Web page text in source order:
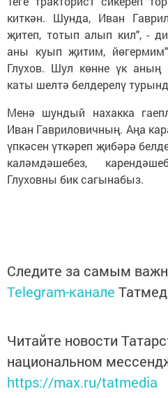
киткән. Шунда, Иван
җитеп, тотып алып кил", -
аны куып җитим,
Глухов. Шул көнне үк аның
каты шелтә белдерелү
Менә шундый нахакка
Иван Гавриловичның. Аңа
үпкәсен үткәреп җибәрә
каләмдәшебез,
Глуховны бик сагынабыз.
Следите за самым
Telegram-канале
Читайте новости
национальном
https://max.ru/tatmedia